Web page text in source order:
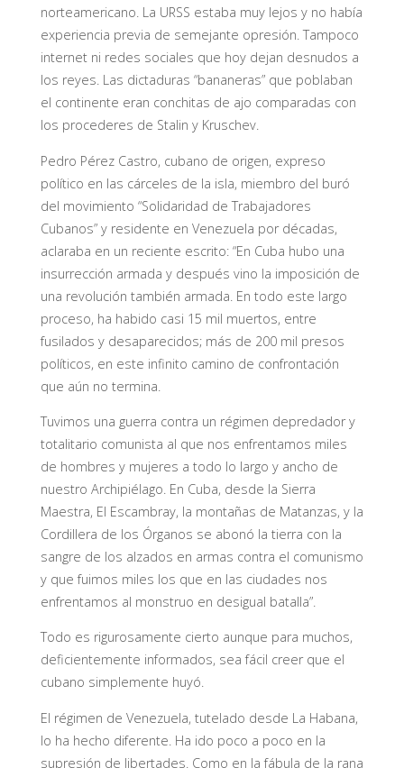
norteamericano. La URSS estaba muy lejos y no había
experiencia previa de semejante opresión. Tampoco
internet ni redes sociales que hoy dejan desnudos a
los reyes. Las dictaduras “bananeras” que poblaban
el continente eran conchitas de ajo comparadas con
los procederes de Stalin y Kruschev.
Pedro Pérez Castro, cubano de origen, expreso
político en las cárceles de la isla, miembro del buró
del movimiento “Solidaridad de Trabajadores
Cubanos” y residente en Venezuela por décadas,
aclaraba en un reciente escrito: “En Cuba hubo una
insurrección armada y después vino la imposición de
una revolución también armada. En todo este largo
proceso, ha habido casi 15 mil muertos, entre
fusilados y desaparecidos; más de 200 mil presos
políticos, en este infinito camino de confrontación
que aún no termina.
Tuvimos una guerra contra un régimen depredador y
totalitario comunista al que nos enfrentamos miles
de hombres y mujeres a todo lo largo y ancho de
nuestro Archipiélago. En Cuba, desde la Sierra
Maestra, El Escambray, la montañas de Matanzas, y la
Cordillera de los Órganos se abonó la tierra con la
sangre de los alzados en armas contra el comunismo
y que fuimos miles los que en las ciudades nos
enfrentamos al monstruo en desigual batalla”.
Todo es rigurosamente cierto aunque para muchos,
deficientemente informados, sea fácil creer que el
cubano simplemente huyó.
El régimen de Venezuela, tutelado desde La Habana,
lo ha hecho diferente. Ha ido poco a poco en la
supresión de libertades. Como en la fábula de la rana